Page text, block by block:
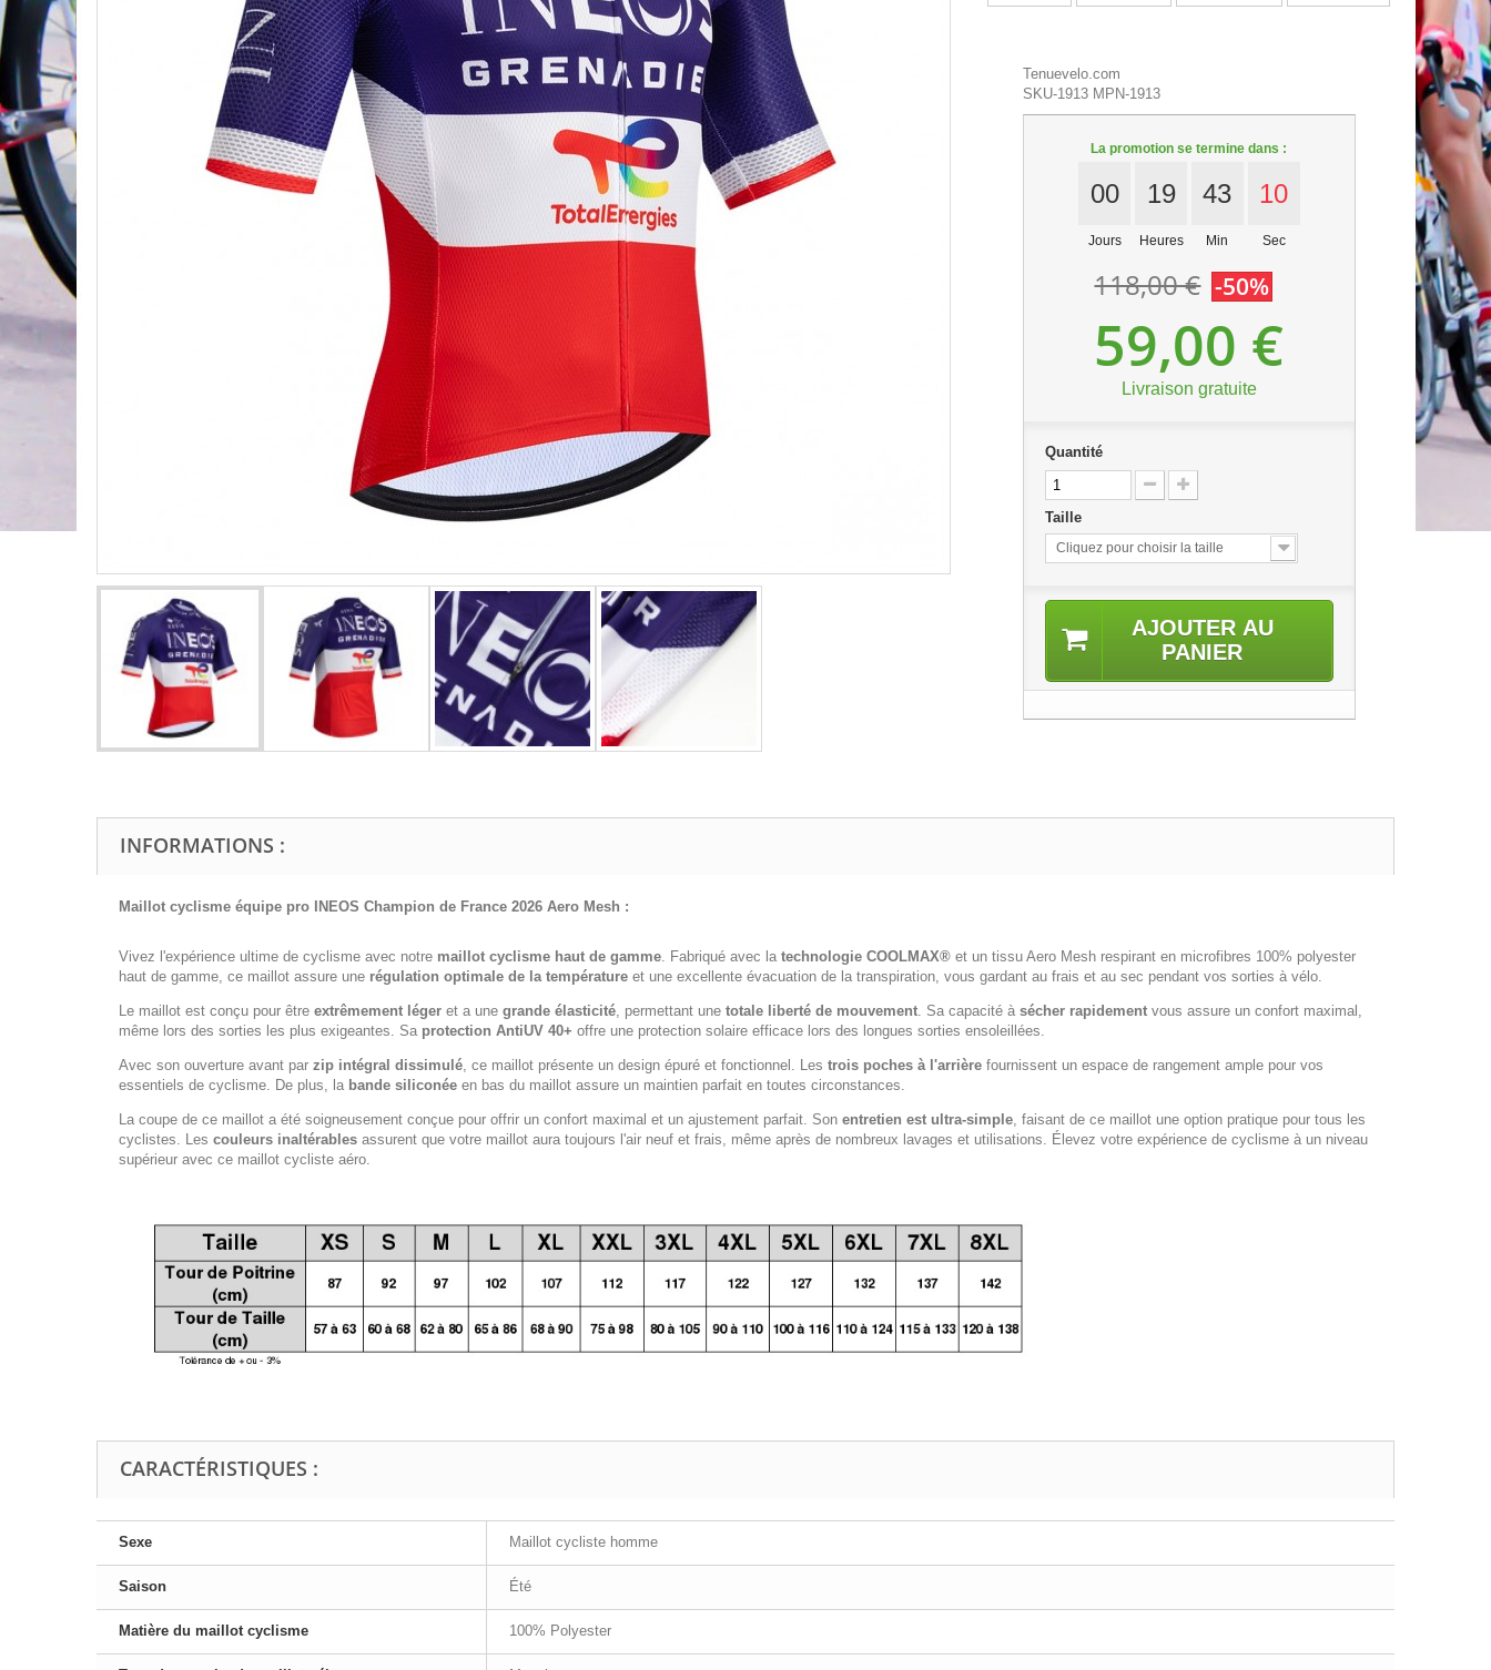
Tenuevelo.com
SKU-1913 MPN-1913
La promotion se termine dans :
00
Jours
19
Heures
43
Min
09
Sec
118,00 € -50%
59,00 €
Livraison gratuite
Quantité
Taille
Cliquez pour choisir la taille
AJOUTER AU
PANIER
INFORMATIONS :
Maillot cyclisme équipe pro INEOS Champion de France 2026 Aero Mesh :
Vivez l'expérience ultime de cyclisme avec notre maillot cyclisme haut de gamme. Fabriqué avec la technologie COOLMAX® et un tissu Aero Mesh respirant en microfibres 100% polyester
haut de gamme, ce maillot assure une régulation optimale de la température et une excellente évacuation de la transpiration, vous gardant au frais et au sec pendant vos sorties à vélo.
Le maillot est conçu pour être extrêmement léger et a une grande élasticité, permettant une totale liberté de mouvement. Sa capacité à sécher rapidement vous assure un confort maximal,
même lors des sorties les plus exigeantes. Sa protection AntiUV 40+ offre une protection solaire efficace lors des longues sorties ensoleillées.
Avec son ouverture avant par zip intégral dissimulé, ce maillot présente un design épuré et fonctionnel. Les trois poches à l'arrière fournissent un espace de rangement ample pour vos
essentiels de cyclisme. De plus, la bande siliconée en bas du maillot assure un maintien parfait en toutes circonstances.
La coupe de ce maillot a été soigneusement conçue pour offrir un confort maximal et un ajustement parfait. Son entretien est ultra-simple, faisant de ce maillot une option pratique pour tous les
cyclistes. Les couleurs inaltérables assurent que votre maillot aura toujours l'air neuf et frais, même après de nombreux lavages et utilisations. Élevez votre expérience de cyclisme à un niveau
supérieur avec ce maillot cycliste aéro.
CARACTÉRISTIQUES :
Sexe Maillot cycliste homme
Saison Été
Matière du maillot cyclisme 100% Polyester